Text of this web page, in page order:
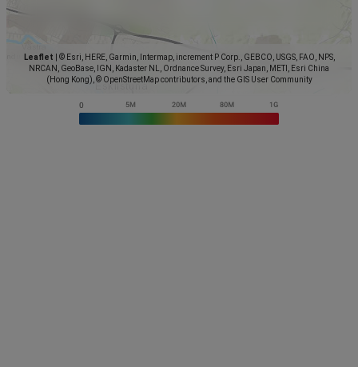
Leaflet
© Esri, HERE, Garmin, Intermap, increment P Corp., GEBCO, USGS, FAO, NPS,
NRCAN, GeoBase, IGN, Kadaster NL, Ordnance Survey, Esri Japan, METI, Esri China
(Hong Kong), © OpenStreetMap contributors, and the GIS User Community